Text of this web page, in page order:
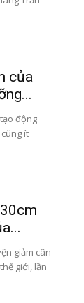
của
động
ít
giảm cân
giới, lần